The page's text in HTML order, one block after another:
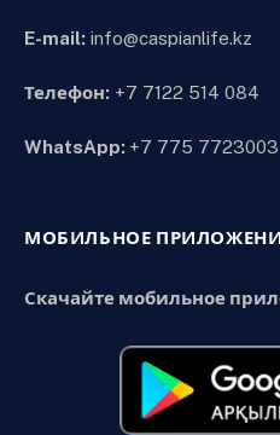
E-mail: info@caspianlife.kz
Телефон: +7 7122 514 084
WhatsApp: +7 775 7723003
МОБИЛЬНОЕ
Скачайте мобильное